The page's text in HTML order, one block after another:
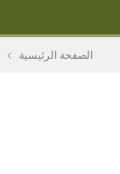
الصفحة الرئيسية